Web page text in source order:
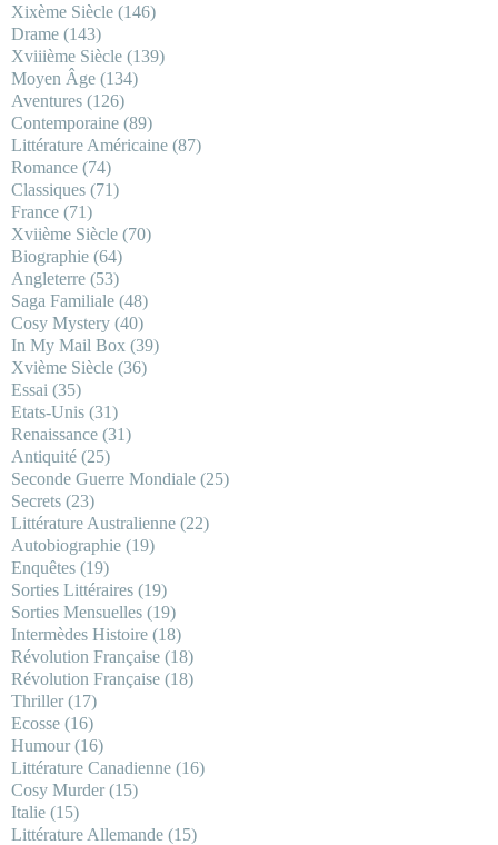
Xixème Siècle (146)
Drame (143)
Xviiième Siècle (139)
Moyen Âge (134)
Aventures (126)
Contemporaine (89)
Littérature Américaine (87)
Romance (74)
Classiques (71)
France (71)
Xviième Siècle (70)
Biographie (64)
Angleterre (53)
Saga Familiale (48)
Cosy Mystery (40)
In My Mail Box (39)
Xvième Siècle (36)
Essai (35)
Etats-Unis (31)
Renaissance (31)
Antiquité (25)
Seconde Guerre Mondiale (25)
Secrets (23)
Littérature Australienne (22)
Autobiographie (19)
Enquêtes (19)
Sorties Littéraires (19)
Sorties Mensuelles (19)
Intermèdes Histoire (18)
Révolution Française (18)
Révolution Française (18)
Thriller(17)
Ecosse (16)
Humour(16)
Littérature Canadienne (16)
Cosy Murder(15)
Italie (15)
Littérature Allemande (15)